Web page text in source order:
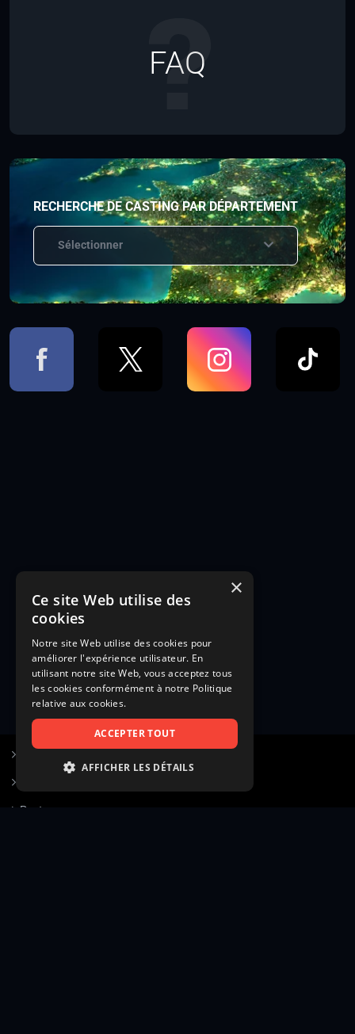
FAQ
RECHERCHE DE CASTING PAR DÉPARTEMENT
Sélectionner
Poster une annonce
×
Ce site Web utilise des
cookies
Notre site Web utilise des cookies pour
améliorer l'expérience utilisateur. En
utilisant notre site Web, vous acceptez tous
les cookies conformément à notre Politique
relative aux cookies.
ACCEPTER TOUT
AFFICHER LES DÉTAILS